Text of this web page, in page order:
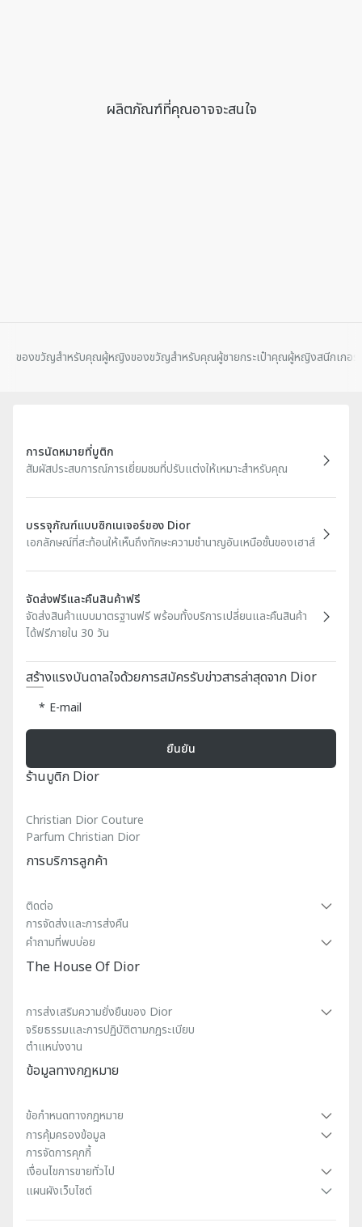
ผลิตภัณฑ์ที่คุณอาจจะสนใจ
ของขวัญสําหรับคุณผู้หญิงของขวัญสําหรับคุณผู้ชายกระเป๋าคุณผู้หญิงสนีกเกอ
การนัดหมายที่บูติก
สัมผัสประสบการณ์การเยี่ยมชมที่ปรับแต่งให้เหมาะสำหรับคุณ
บรรจุภัณฑ์แบบซิกเนเจอร์ของ Dior
เอกลักษณ์ที่สะท้อนให้เห็นถึงทักษะความชำนาญอันเหนือชั้นของเฮาส์
จัดส่งฟรีและคืนสินค้าฟรี
จัดส่งสินค้าแบบมาตรฐานฟรี พร้อมทั้งบริการเปลี่ยนและคืนสินค้า
ได้ฟรีภายใน 30 วัน
สร้างแรงบันดาลใจด้วยการสมัครรับข่าวสารล่าสุดจาก Dior
E-mail
ยืนยัน
ร้านบูติก Dior
Christian Dior Couture
Parfum Christian Dior
การบริการลูกค้า
ติดต่อ
การจัดส่งและการส่งคืน
คําถามที่พบบ่อย
The House Of Dior
การส่งเสริมความยั่งยืนของ Dior
จริยธรรมและการปฏิบัติตามกฎระเบียบ
ตำแหน่งงาน
ข้อมูลทางกฎหมาย
ข้อกําหนดทางกฎหมาย
การคุ้มครองข้อมูล
การจัดการคุกกี้
เงื่อนไขการขายทั่วไป
แผนผังเว็บไซต์